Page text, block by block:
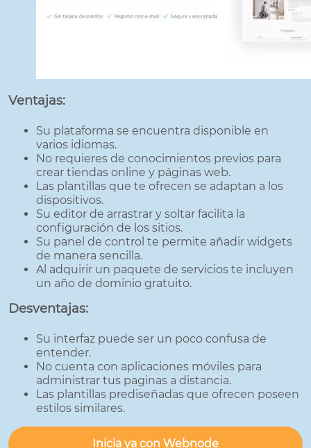
Ventajas:
Su plataforma se encuentra disponible en
varios idiomas.
No requieres de conocimientos previos para
crear tiendas online y páginas web.
Las plantillas que te ofrecen se adaptan a los
dispositivos.
Su editor de arrastrar y soltar facilita la
configuración de los sitios.
Su panel de control te permite añadir widgets
de manera sencilla.
Al adquirir un paquete de servicios te incluyen
un año de dominio gratuito.
Desventajas:
Su interfaz puede ser un poco confusa de
entender.
No cuenta con aplicaciones móviles para
administrar tus paginas a distancia.
Las plantillas prediseñadas que ofrecen poseen
estilos similares.
Inicia ya con Webnode